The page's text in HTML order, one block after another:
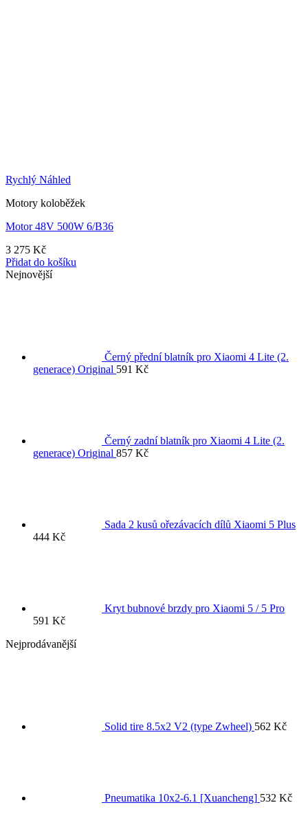
Rychlý Náhled
Motory koloběžek
Motor 48V 500W 6/B36
3 275 Kč
Přidat do košíku
Nejnovější
Černý přední blatník pro Xiaomi 4 Lite (2.
generace) Original 591 Kč
Černý zadní blatník pro Xiaomi 4 Lite (2.
generace) Original 857 Kč
Sada 2 kusů ořezávacích dílů Xiaomi 5 Plus
444 Kč
Kryt bubnové brzdy pro Xiaomi 5 / 5 Pro
591 Kč
Nejprodávanější
Solid tire 8.5x2 V2 (type Zwheel) 562 Kč
Pneumatika 10x2-6.1 [Xuancheng] 532 Kč